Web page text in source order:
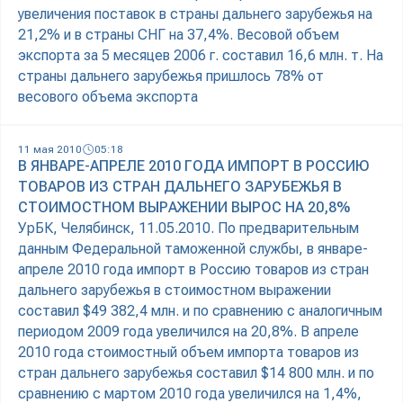
увеличения поставок в страны дальнего зарубежья на
21,2% и в страны СНГ на 37,4%. Весовой объем
экспорта за 5 месяцев 2006 г. составил 16,6 млн. т. На
страны дальнего зарубежья пришлось 78% от
весового объема экспорта
11 мая 2010 05:18
В ЯНВАРЕ-АПРЕЛЕ 2010 ГОДА ИМПОРТ В РОССИЮ
ТОВАРОВ ИЗ СТРАН ДАЛЬНЕГО ЗАРУБЕЖЬЯ В
СТОИМОСТНОМ ВЫРАЖЕНИИ ВЫРОС НА 20,8%
УрБК, Челябинск, 11.05.2010. По предварительным
данным Федеральной таможенной службы, в январе-
апреле 2010 года импорт в Россию товаров из стран
дальнего зарубежья в стоимостном выражении
составил $49 382,4 млн. и по сравнению с аналогичным
периодом 2009 года увеличился на 20,8%. В апреле
2010 года стоимостный объем импорта товаров из
стран дальнего зарубежья составил $14 800 млн. и по
сравнению с мартом 2010 года увеличился на 1,4%,